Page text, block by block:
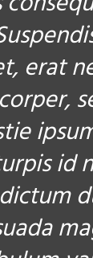
erat
id